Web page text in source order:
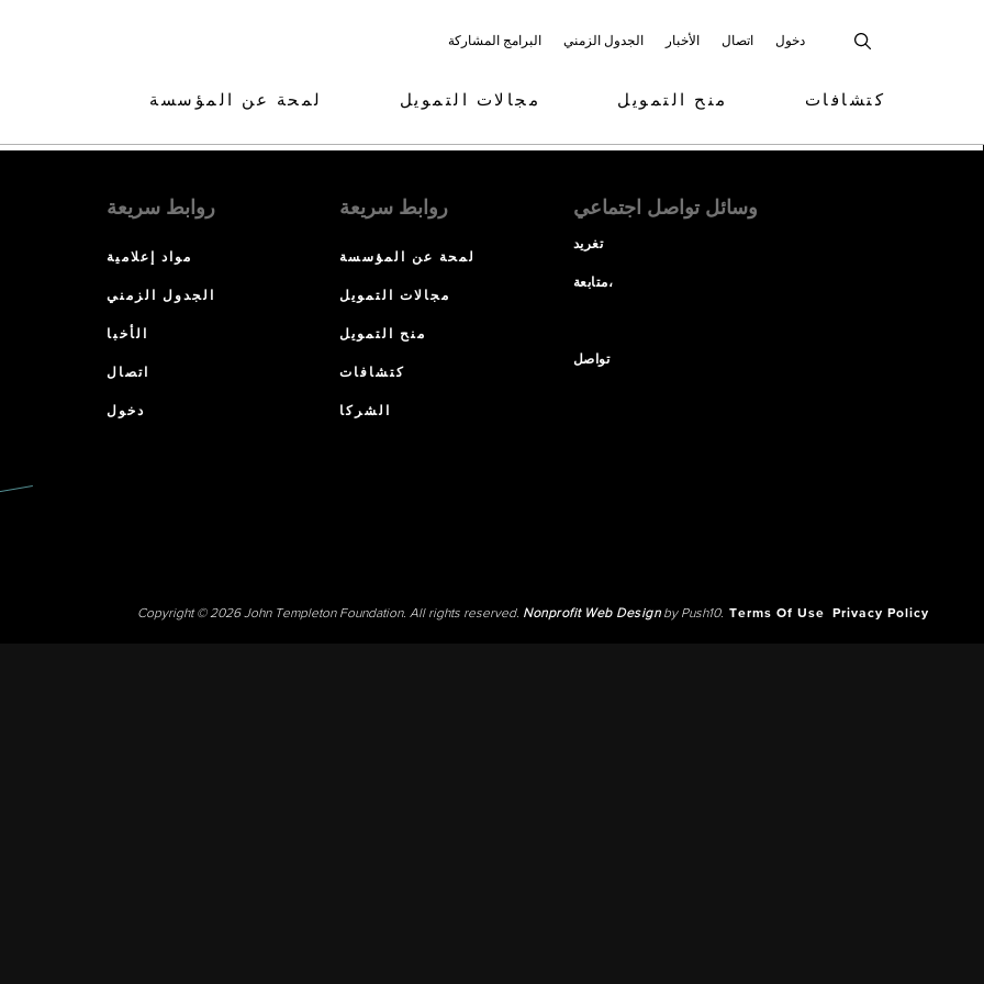
البرامج المشاركة الجدول الزمني الأخبار اتصال دخول
لمحة عن المؤسسة مجالات التمويل منح التمويل كتشافات
روابط سريعة
مواد إعلامية
الجدول الزمني
الأخبا
اتصال
دخول
روابط سريعة
لمحة عن المؤسسة
مجالات التمويل
منح التمويل
كتشافات
الشركا
وسائل تواصل اجتماعي
تغريد
متابعة،
تواصل
Copyright © 2026 John Templeton Foundation. All rights reserved. Nonprofit Web Designby Push10. Terms Of Use Privacy Policy